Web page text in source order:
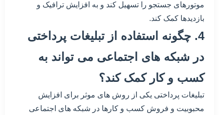
موتورهای جستجو را تسهیل کند و به افزایش ترافیک و
بازدیدها کمک کند.
4. چگونه استفاده از تبلیغات پرداختی
در شبکه های اجتماعی می تواند به
کسب و کار کمک کند؟
تبلیغات پرداختی یکی از روش های موثر برای افزایش
محبوبیت و فروش کسب و کارها در شبکه های اجتماعی